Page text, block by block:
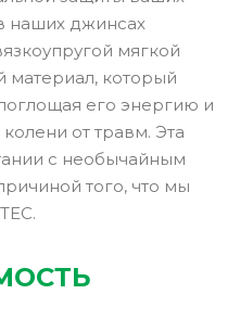
наших джинсах
мягкой
который
его энергию и
от травм. Эта
с необычайным
того, что мы